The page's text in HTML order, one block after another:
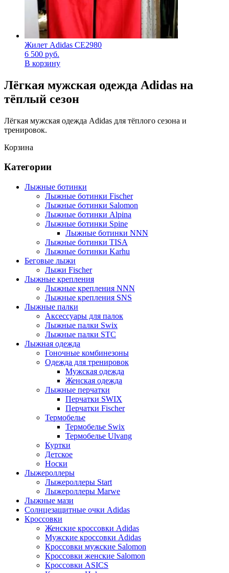
Жилет Adidas CE2980
6 500 руб.
В корзину
Лёгкая мужская одежда Adidas на
тёплый сезон
Лёгкая мужская одежда Adidas для тёплого сезона и
тренировок.
Корзина
Категории
Лыжные ботинки
Лыжные ботинки Fischer
Лыжные ботинки Salomon
Лыжные ботинки Alpina
Лыжные ботинки Spine
Лыжные ботинки NNN
Лыжные ботинки TISA
Лыжные ботинки Karhu
Беговые лыжи
Лыжи Fischer
Лыжные крепления
Лыжные крепления NNN
Лыжные крепления SNS
Лыжные палки
Аксессуары для палок
Лыжные палки Swix
Лыжные палки STC
Лыжная одежда
Гоночные комбинезоны
Одежда для тренировок
Мужская одежда
Женская одежда
Лыжные перчатки
Перчатки SWIX
Перчатки Fischer
Термобелье
Термобелье Swix
Термобелье Ulvang
Куртки
Детское
Носки
Лыжероллеры
Лыжероллеры Start
Лыжероллеры Marwe
Лыжные мази
Солнцезащитные очки Adidas
Кроссовки
Женские кроссовки Adidas
Мужские кроссовки Adidas
Кроссовки мужские Salomon
Кроссовки женские Salomon
Кроссовки ASICS